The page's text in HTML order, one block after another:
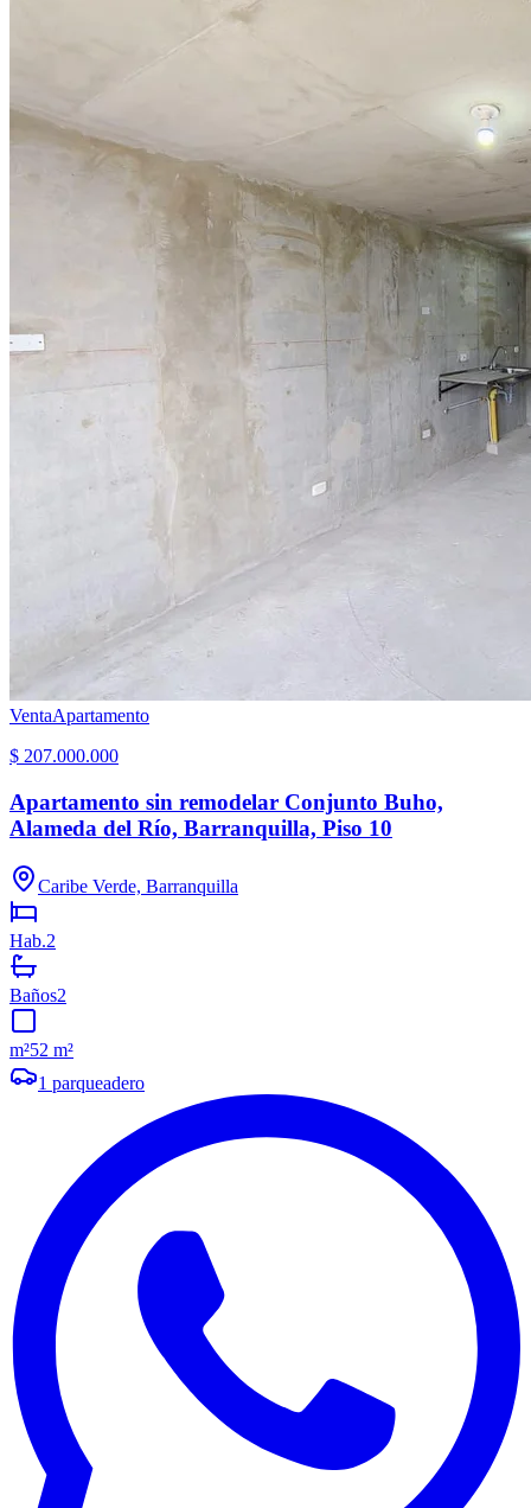
VentaApartamento
$ 207.000.000
Apartamento sin remodelar Conjunto Buho,
Alameda del Río, Barranquilla, Piso 10
Caribe Verde, Barranquilla
Hab.2
Baños2
m²52 m²
1 parqueadero